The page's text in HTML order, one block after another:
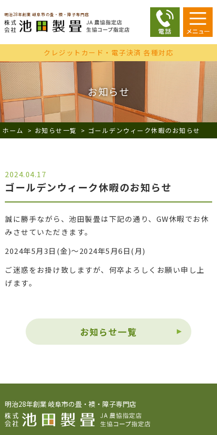
明治28年創業 岐阜市の畳・襖・障子専門店
クレジットカード・電子決済 各種対応
お知らせ
ホーム > お知らせ一覧 > ゴールデンウィーク休暇のお知らせ
2024.04.17
ゴールデンウィーク休暇のお知らせ
誠に勝手ながら、池田製畳は下記の通り、GW休暇でお休
みさせていただきます。
2024年5月3日(金)～2024年5月6日(月)
ご迷惑をお掛け致しますが、何卒よろしくお願い申し上
げます。
お知らせ一覧
明治28年創業 岐阜市の畳・襖・障子専門店